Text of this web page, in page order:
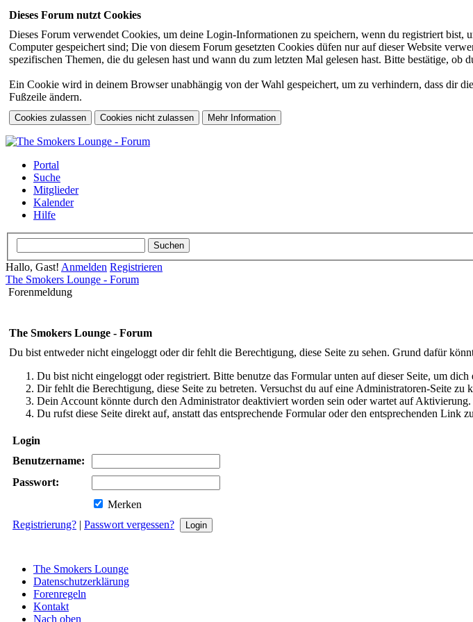
Dieses Forum nutzt Cookies
Dieses Forum verwendet Cookies, um deine Login-Informationen zu speichern, wenn du registriert
Computer gespeichert sind; Die von diesem Forum gesetzten Cookies düfen nur auf dieser Website
spezifischen Themen, die du gelesen hast und wann du zum letzten Mal gelesen hast. Bitte bestätige, ob
Ein Cookie wird in deinem Browser unabhängig von der Wahl gespeichert, um zu verhindern, dass dir
Fußzeile ändern.
Portal
Suche
Mitglieder
Kalender
Hilfe
Hallo, Gast! Anmelden Registrieren
The Smokers Lounge - Forum
Forenmeldung
The Smokers Lounge - Forum
Du bist entweder nicht eingeloggt oder dir fehlt die Berechtigung, diese Seite zu sehen. Grund dafür
Du bist nicht eingeloggt oder registriert. Bitte benutze das Formular unten auf dieser Seite, um dich
Dir fehlt die Berechtigung, diese Seite zu betreten. Versuchst du auf eine Administratoren-Seite
Dein Account könnte durch den Administrator deaktiviert worden sein oder wartet auf Aktivierung.
Du rufst diese Seite direkt auf, anstatt das entsprechende Formular oder den entsprechenden Link
Login
Benutzername:
Passwort:
Merken
Registrierung? | Passwort vergessen?
The Smokers Lounge
Datenschutzerklärung
Forenregeln
Kontakt
Nach oben